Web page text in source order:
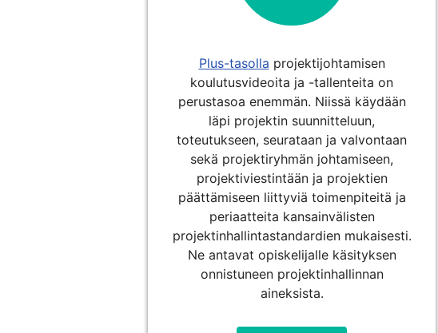
Plus-tasolla projektijohtamisen
koulutusvideoita ja -tallenteita on
perustasoa enemmän. Niissä käydään
läpi projektin suunnitteluun,
toteutukseen, seurataan ja valvontaan
sekä projektiryhmän johtamiseen,
projektiviestintään ja projektien
päättämiseen liittyviä toimenpiteitä ja
periaatteita kansainvälisten
projektinhallintastandardien mukaisesti.
Ne antavat opiskelijalle käsityksen
onnistuneen projektinhallinnan
aineksista.